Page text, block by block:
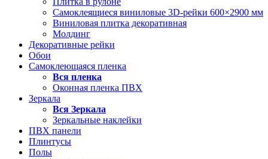
Самоклеящиеся виниловые 3D‑рейки 600×2900 мм
Виниловая плитка декоративная
Молдинг
Декоративные рейки
Обои
Самоклеющаяся пленка
Вся пленка
Оконная пленка ПВХ
Зеркала
Вся Зеркала
Зеркальные наклейки
ПВХ панели
Плинтусы
Полы